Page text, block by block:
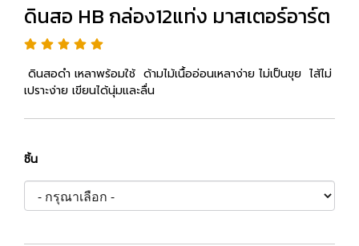
ดินสอ HB กล่อง12แท่ง มาสเตอร์อาร์ต
ดินสอดำ เหลาพร้อมใช้ ด้ามไม้เนื้ออ่อนเหลาง่าย ไม่เป็นขุย ไส้ไม่
เปราะง่าย เขียนได้นุ่มและลื่น
ชิ้น